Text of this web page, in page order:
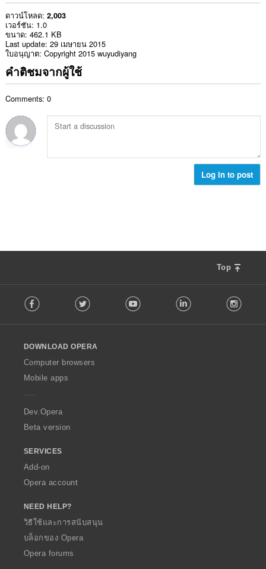
ดาวน์โหลด 2,003
เวอร์ชัน 1.0
ขนาด 462.1 KB
Last update 29 เมษายน 2015
ใบอนุญาต Copyright 2015 wuyudiyang
คำติชมจากผู้ใช้
Comments: 0
Log in to post
Top
o
w
O
p
a
Facebook Twitter Youtube LinkedIn
DOWNLOAD OPERA
Computer browsers
Mobile apps
Dev.Opera
Beta version
SERVICES
Add-on
Opera account
NEED HELP?
วิธีใช้และการสนับสนุน
บล็อกของ Opera
Opera forums